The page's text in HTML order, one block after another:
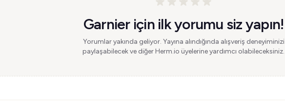
Garnier için ilk yorumu siz yapın!
Yorumlar yakında geliyor. Yayına alındığında alışveriş deneyiminizi
paylaşabilecek ve diğer Herm.io üyelerine yardımcı olabileceksiniz.